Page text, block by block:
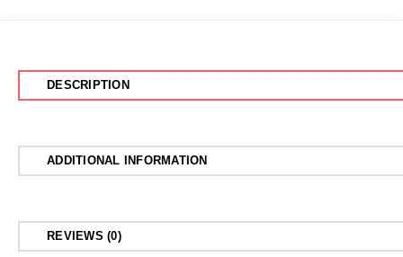
DESCRIPTION
ADDITIONAL INFORMATION
REVIEWS (0)